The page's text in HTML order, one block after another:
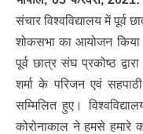
संचार विश्वविद्यालय में पूर्व
शोकसभा का आयोजन किया
पूर्व छात्र संघ प्रकोष्ठ
शर्मा के परिजन एवं
सम्मिलित हुए।
कोरोनाकाल ने हमसे हमारे